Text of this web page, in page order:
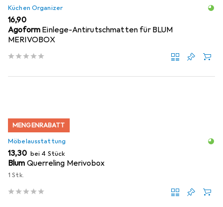
Küchen Organizer
EUR
16,90
Agoform Einlege-Antirutschmatten für BLUM
MERIVOBOX
MENGENRABATT
Möbelausstattung
EUR
13,30 bei 4 Stück
Blum Querreling Merivobox
1 Stk.